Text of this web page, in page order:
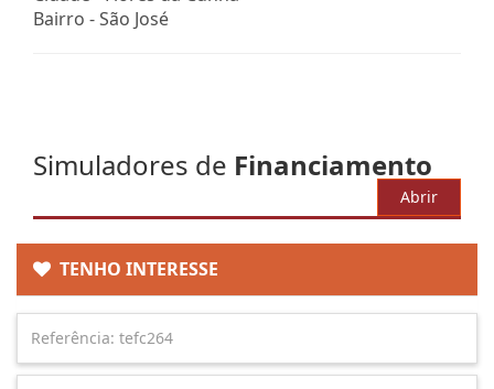
Bairro -São José
Simuladores de Financiamento
Abrir
TENHO INTERESSE